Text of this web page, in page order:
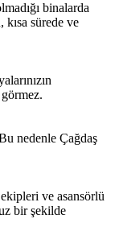
binalarda
sürede ve
nedenle Çağdaş
ve asansörlü
bir şekilde